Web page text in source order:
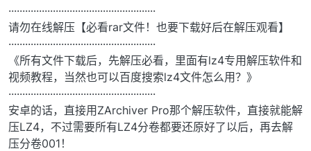
·····················································
请勿在线解压【必看rar文件！也要下载好后在解压观看】
·····················································
《所有文件下载后，先解压必看，里面有lz4专用解压软件和
视频教程，当然也可以百度搜索lz4文件怎么用？》
·····················································
安卓的话，直接用ZArchiver Pro那个解压软件，直接就能解
压LZ4，不过需要所有LZ4分卷都要还原好了以后，再去解
压分卷001！